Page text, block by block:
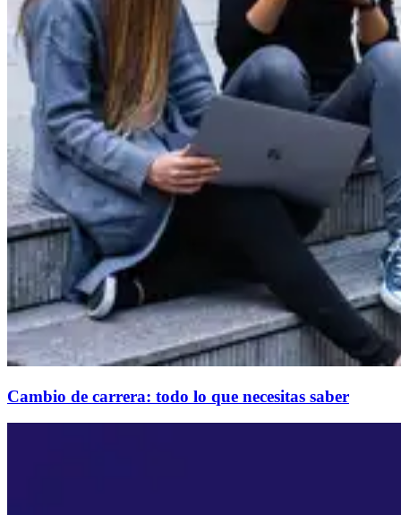
Cambio de carrera: todo lo que necesitas saber